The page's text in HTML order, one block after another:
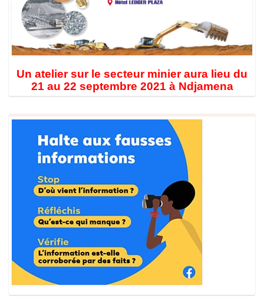
Un atelier sur le secteur minier aura lieu du
21 au 22 septembre 2021 à Ndjamena